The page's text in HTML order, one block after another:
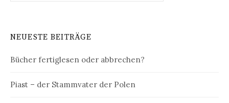
NEUESTE BEITRÄGE
Bücher fertiglesen oder abbrechen?
Piast – der Stammvater der Polen